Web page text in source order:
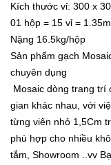
Kích thước vỉ: 300 x
01 hộp = 15 vỉ =
Nặng 16.5kg/hộp
Sản phẩm gạch
chuyên dụng
Mosaic dòng trang trí
gian khác nhau, với
từng viên nhỏ 1,5Cm
phù hợp cho nhiều
tắm, Showroom ..vv